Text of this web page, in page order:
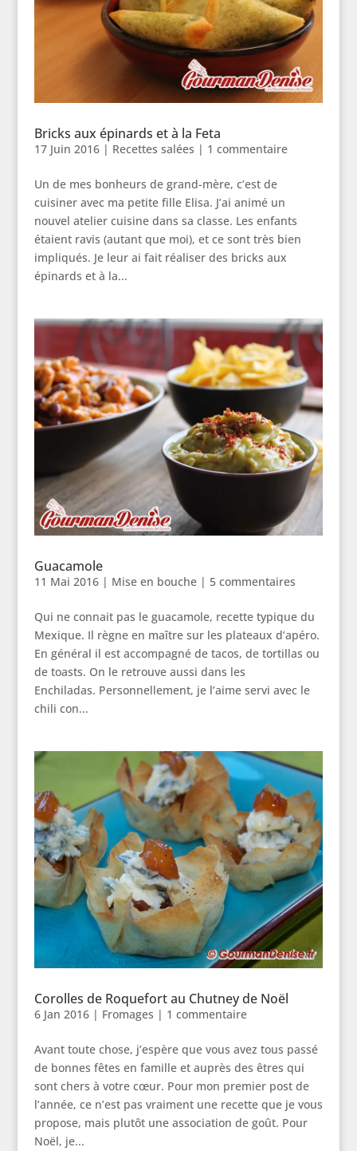
Bricks aux épinards et à la Feta
17 Juin 2016| Recettes salées | 1 commentaire
Un de mes bonheurs de grand-mère, c’est de
cuisiner avec ma petite fille Elisa. J’ai animé un
nouvel atelier cuisine dans sa classe. Les enfants
étaient ravis (autant que moi), et ce sont très bien
impliqués. Je leur ai fait réaliser des bricks aux
épinards et à la...
Guacamole
11 Mai 2016| Mise en bouche| 5 commentaires
Qui ne connait pas le guacamole, recette typique du
Mexique. Il règne en maître sur les plateaux d’apéro.
En général il est accompagné de tacos, de tortillas ou
de toasts. On le retrouve aussi dans les
Enchiladas. Personnellement, je l’aime servi avec le
chili con...
Corolles de Roquefort au Chutney de Noël
6 Jan 2016| Fromages | 1 commentaire
Avant toute chose, j’espère que vous avez tous passé
de bonnes fêtes en famille et auprès des êtres qui
sont chers à votre cœur. Pour mon premier post de
l’année, ce n’est pas vraiment une recette que je vous
propose, mais plutôt une association de goût. Pour
Noël, je...